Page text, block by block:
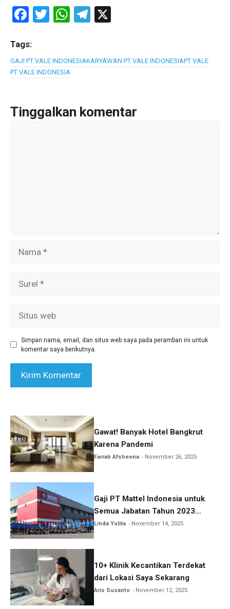
F
ce
b
o
k
T
er
W
s
A
p
T
gr
Tags:
GAJI PT VALE INDONESIAKARYAWAN PT VALE INDONESIAPT VALE
PT VALE INDONESIA
Tinggalkan komentar
web
Simpan nama, email, dan situs web saya pada peramban ini untuk
komentar saya berikutnya.
Gawat! Banyak Hotel Bangkrut
Karena Pandemi
Farrah Afsheena November 26, 2025
Gaji PT Mattel Indonesia untuk
Semua Jabatan Tahun 2023
Lengkap!
Linda Yulita November 14, 2025
10+ Klinik Kecantikan Terdekat
dari Lokasi Saya Sekarang
Aris Susanto November 12, 2025